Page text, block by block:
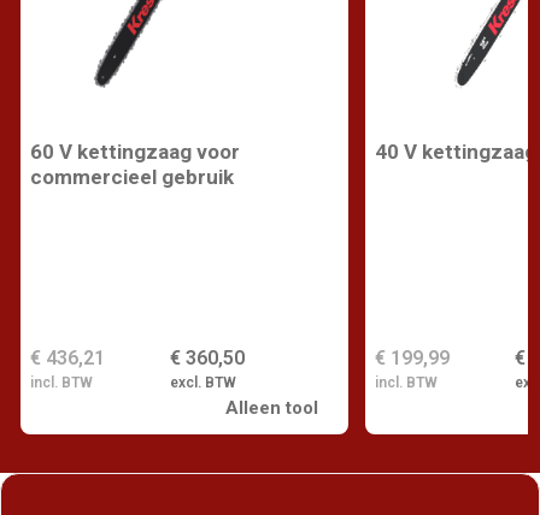
60 V kettingzaag voor
commercieel gebruik
€ 360,50
excl. BTW
€ 436,21
incl. BTW
Alleen tool
40 V kettingzaag
€
€ 199,99
incl. BTW